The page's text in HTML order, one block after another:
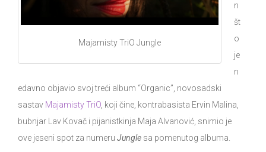
Majamisty TriO Jungle
n
št
o
je
n
edavno objavio svoj treći album “Organic”, novosadski
sastav Majamisty TriO , koji čine, kontrabasista Ervin Malina,
bubnjar Lav Kovač i pijanistkinja Maja Alvanović, snimio je
ove jeseni spot za numeru Jungle sa pomenutog albuma.